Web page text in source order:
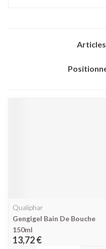
Articles
Trier par:
Qualiphar
Gengigel Bain De Bouche
150ml
13,72 €